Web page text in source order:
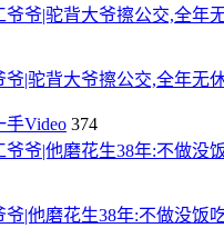
爷|驼背大爷擦公交,全年无
手Video 374
爷|他磨花生38年:不做没饭